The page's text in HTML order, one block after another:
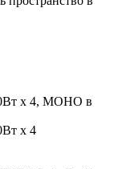
х 4, MOHO в
х 4